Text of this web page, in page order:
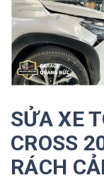
SỬA XE
CROSS
RÁCH